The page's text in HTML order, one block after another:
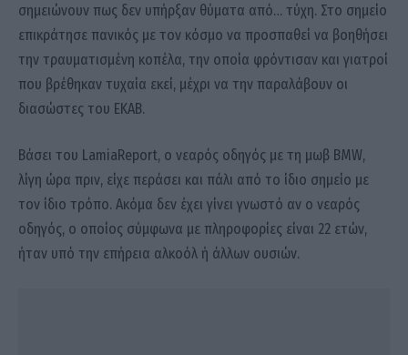
σημειώνουν πως δεν υπήρξαν θύματα από… τύχη. Στο σημείο
επικράτησε πανικός με τον κόσμο να προσπαθεί να βοηθήσει
την τραυματισμένη κοπέλα, την οποία φρόντισαν και γιατροί
που βρέθηκαν τυχαία εκεί, μέχρι να την παραλάβουν οι
διασώστες του ΕΚΑΒ.
Βάσει του LamiaReport, o νεαρός οδηγός με τη μωβ BMW,
λίγη ώρα πριν, είχε περάσει και πάλι από το ίδιο σημείο με
τον ίδιο τρόπο. Ακόμα δεν έχει γίνει γνωστό αν ο νεαρός
οδηγός, o οποίος σύμφωνα με πληροφορίες είναι 22 ετών,
ήταν υπό την επήρεια αλκοόλ ή άλλων ουσιών.